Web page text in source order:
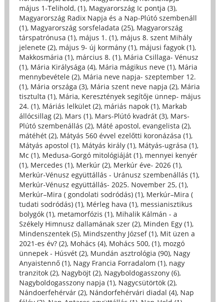
május 1-Telihold, (1), Magyarország Ic pontja (3),
Magyarország Radix Napja és a Nap-Plútó szembenáll
(1), Magyarország sorsfeladata (25), Magyarország
társpatrónusa (1), május 1. (1), május 8. szent Mihály
jelenete (2), május 9- új kormány (1), májusi fagyok (1),
Makkosmária (1), március 8. (1), Mária Csillaga- Vénusz
(1), Mária Királysága (4), Mária mágikus neve (1), Mária
mennybevétele (2), Mária neve napja- szeptember 12.
(1), Mária országa (3), Mária szent neve napja (2), Mária
tisztulta (1), Mária, Keresztények segítője ünnep- május
24. (1), Máriás lelkület (2), máriás napok (1), Markab
állócsillag (2), Mars (1), Mars-Plútó kvadrát (3), Mars-
Plútó szembenállás (2), Máté apostol, evangelista (2),
mátéhét (2), Mátyás 560 évvel ezelőtti koronázása (1),
Mátyás apostol (1), Mátyás király (1), Mátyás-ugrása (1),
Mc (1), Medusa-Gorgó mitológiáját (1), mennyei kenyér
(1), Mercedes (1), Merkúr (2), Merkúr éve- 2026 (1),
Merkúr-Vénusz együttállás - Uránusz szembenállás (1),
Merkúr-Vénusz együttállás- 2025. November 25, (1),
Merkúr–Mira ( gondolati sodródás) (1), Merkúr–Mira (
tudati sodródás) (1), Mérleg hava (1), messianisztikus
bolygók (1), metamorfózis (1), Mihalik Kálmán - a
Székely Himnusz dallamának szer (2), Minden Egy (1),
Mindenszentek (5), Mindszenthy József (1), Mit üzen a
2021-es év? (2), Mohács (4), Mohács 500, (1), mozgó
ünnepek - Húsvét (2), Mundán asztrológia (90), Nagy
Anyaistennő (1), Nagy Francia Forradalom (1), nagy
tranzitok (2), Nagyböjt (2), Nagyboldogasszony (6),
Nagyboldogasszony napja (1), Nagycsütörtök (2),
Nándoerfehérvár (2), Nándorfehérvári diadal (4), Nap